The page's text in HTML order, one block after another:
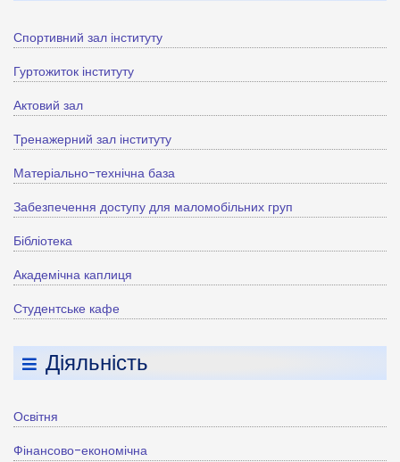
Спортивний зал інституту
Гуртожиток інституту
Актовий зал
Тренажерний зал інституту
Матеріально-технічна база
Забезпечення доступу для маломобільних груп
Бібліотека
Академічна каплиця
Студентське кафе
Діяльність
Освітня
Фінансово-економічна